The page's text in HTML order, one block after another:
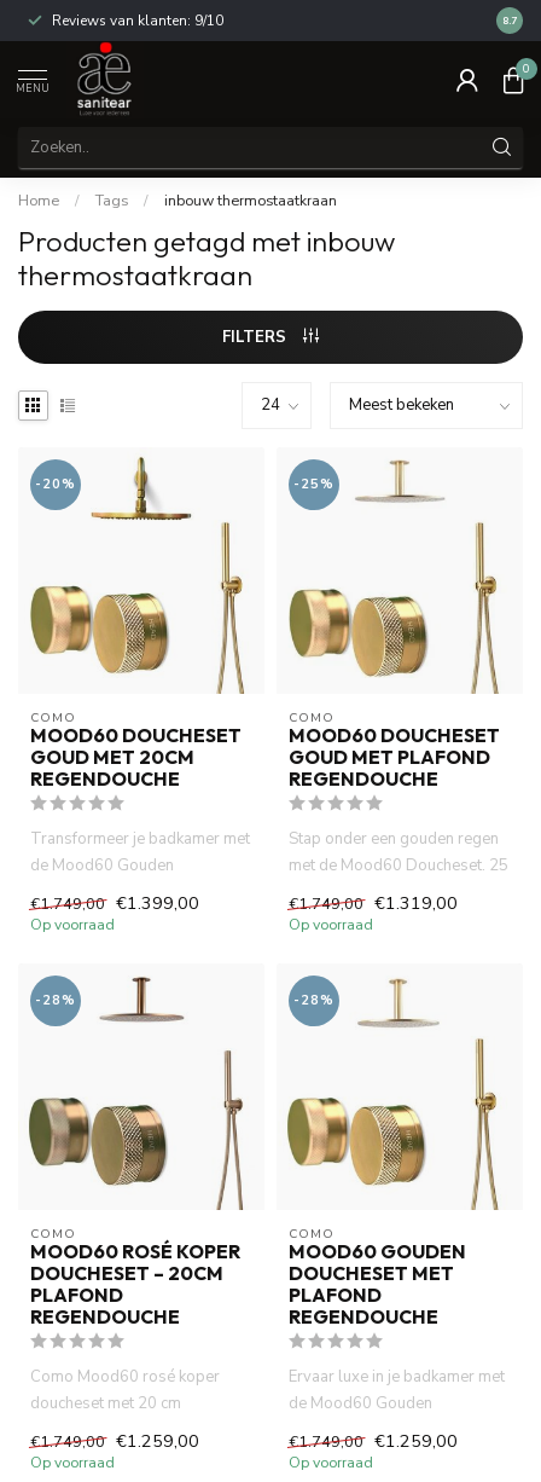
Reviews van klanten: 9/10 14
8.7
MENU
0
Home / Tags / inbouw thermostaatkraan
Producten getagd met inbouw
thermostaatkraan
FILTERS
-20%
COMO
MOOD60 DOUCHESET
GOUD MET 20CM
REGENDOUCHE
Transformeer je badkamer met
de Mood60 Gouden
Doucheset. Geniet van een luxe
20 ...
€1.749,00 €1.399,00
Op voorraad
-25%
COMO
MOOD60 DOUCHESET
GOUD MET PLAFOND
REGENDOUCHE
Stap onder een gouden regen
met de Mood60 Doucheset. 25
cm regendouche en thermo...
€1.749,00 €1.319,00
Op voorraad
-28%
COMO
MOOD60 ROSÉ KOPER
DOUCHESET – 20CM
PLAFOND
REGENDOUCHE
Como Mood60 rosé koper
doucheset met 20 cm
regendouche en ingebouwde
thermostaat...
€1.749,00 €1.259,00
Op voorraad
-28%
COMO
MOOD60 GOUDEN
DOUCHESET MET
PLAFOND
REGENDOUCHE
Ervaar luxe in je badkamer met
de Mood60 Gouden
Doucheset. Voorzien van een
20 c...
€1.749,00 €1.259,00
Op voorraad